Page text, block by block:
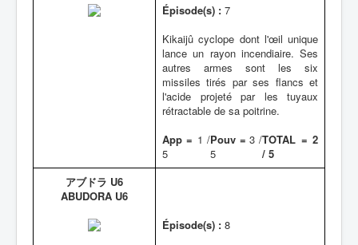
Épisode(s) : 7
Kikaijû cyclope dont l'œil unique
lance un rayon incendiaire. Ses
autres armes sont les six
missiles tirés par ses flancs et
l'acide projeté par les tuyaux
rétractable de sa poitrine.
App = 1 /
5
Pouv = 3 /
5
TOTAL = 2
/ 5
アブドラ U6
ABUDORA U6
Épisode(s) : 8